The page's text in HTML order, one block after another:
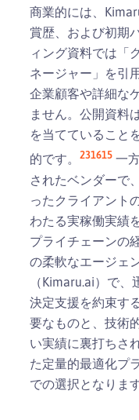
商業的には、
賞歴、および初期
ィング資料では「
ネージャー」を引
企業顧客や詳細な
ません。公開資料
を当てていること
的です。 231615 一
されたベンダーで
ったクライアント
わたる実稼働実績
プライチェーンの
の柔軟なエージェ
（Kimaru.ai）で
決定支援を約束す
要なものと、技術
い実績に裏打ちさ
た定量的最適化プ
での選択となります